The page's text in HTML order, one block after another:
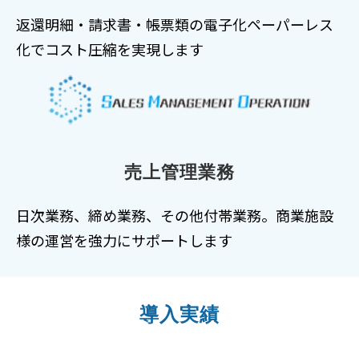
返還明細・請求書・帳票類の電子化ペーパーレス
化でコスト圧縮を実現します
売上管理業務
日次業務、締め業務、その他付帯業務。商業施設
様の運営を強力にサポートします
導入実績